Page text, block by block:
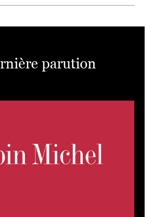
parution